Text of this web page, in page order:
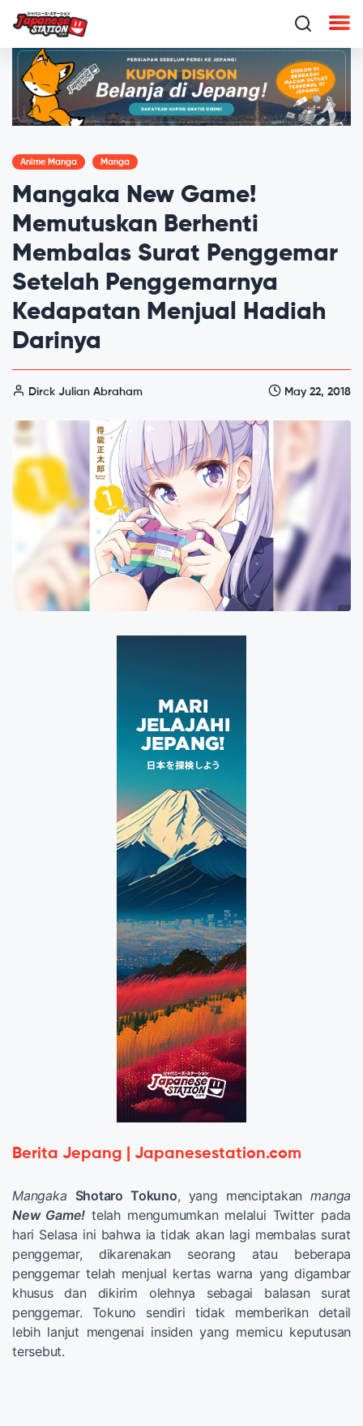
Anime Manga Manga
Mangaka New Game!
Memutuskan Berhenti
Membalas Surat Penggemar
Setelah Penggemarnya
Kedapatan Menjual Hadiah
Darinya
Dirck Julian Abraham May 22, 2018
Berita Jepang | Japanesestation.com
Mangaka Shotaro Tokuno, yang menciptakanmanga
New Game! telah mengumumkan melalui Twitter pada
hari Selasa ini bahwa ia tidak akan lagi membalas surat
penggemar, dikarenakan seorang atau beberapa
penggemar telah menjual kertas warna yang digambar
khusus dan dikirim olehnya sebagai balasan surat
penggemar. Tokuno sendiri tidak memberikan detail
lebih lanjut mengenai insiden yang memicu keputusan
tersebut.